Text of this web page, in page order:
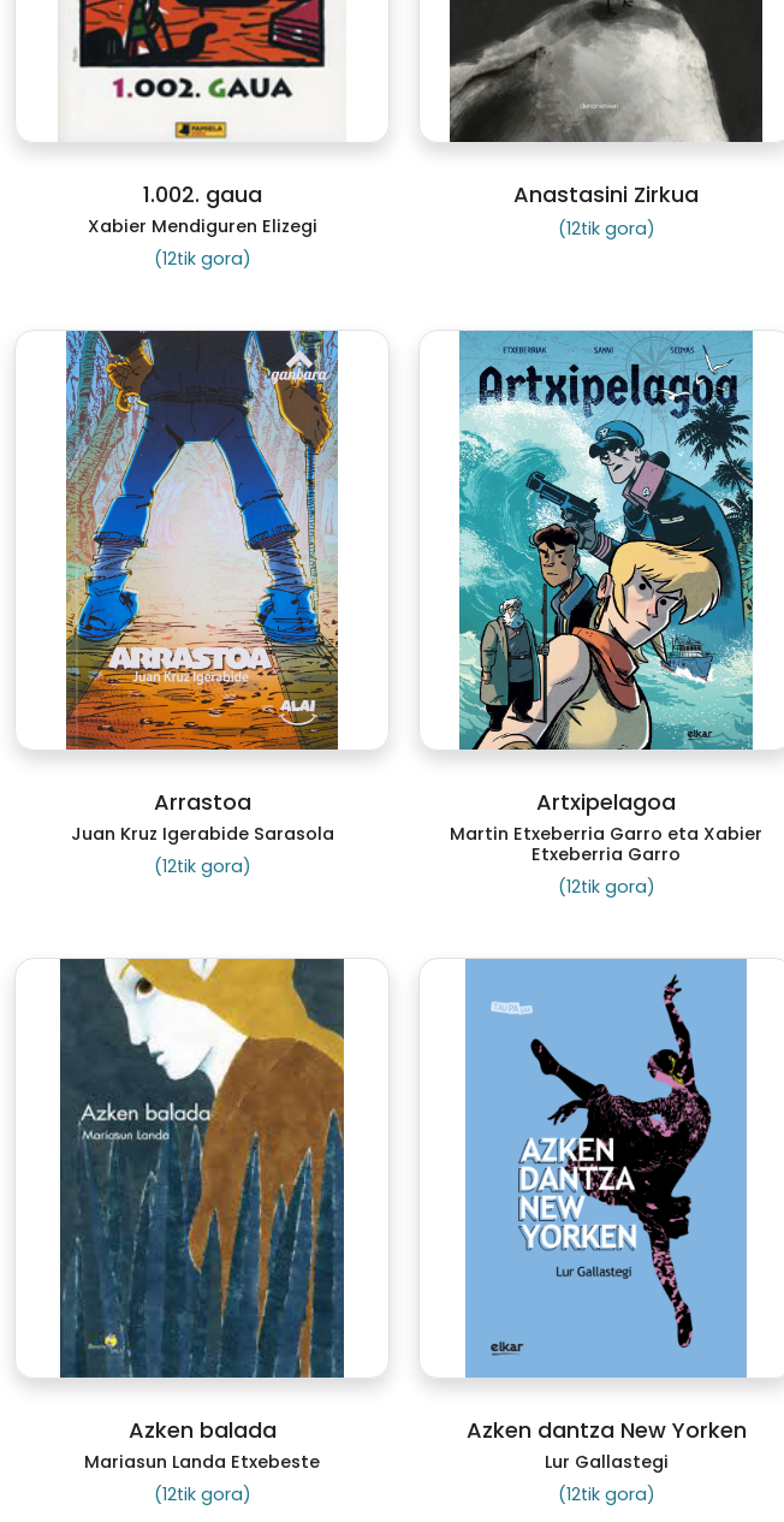
1.002. gaua
Xabier Mendiguren Elizegi
(12tik gora)
Anastasini Zirkua
(12tik gora)
Arrastoa
Juan Kruz Igerabide Sarasola
(12tik gora)
Artxipelagoa
Martin Etxeberria Garro eta Xabier
Etxeberria Garro
(12tik gora)
Azken balada
Mariasun Landa Etxebeste
(12tik gora)
Azken dantza New Yorken
Lur Gallastegi
(12tik gora)